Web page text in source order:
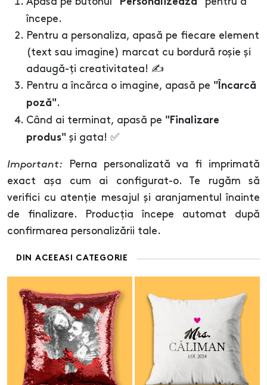
"Personalizează"
începe.
Pentru a personaliza, apasă pe fiecare element
(text sau imagine) marcat cu bordură roșie și
adaugă-ți creativitatea! ✍️
Pentru a încărca o imagine, apasă pe "Încarcă
poză".
Când ai terminat, apasă pe "Finalizare
produs" și gata! ✅
Important: Perna personalizată va fi imprimată
exact așa cum ai configurat-o. Te rugăm să
verifici cu atenție mesajul și aranjamentul înainte
de finalizare. Producția începe automat după
confirmarea personalizării tale.
DIN ACEEASI CATEGORIE